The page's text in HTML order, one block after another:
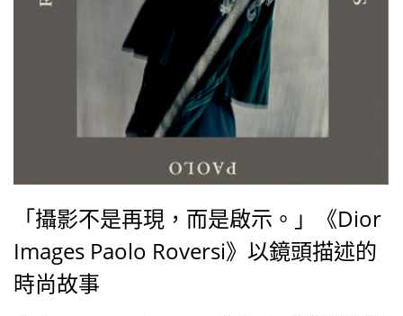
「攝影不是再現，而是啟示。」《Dior
Images Paolo Roversi》以鏡頭描述的
時尚故事